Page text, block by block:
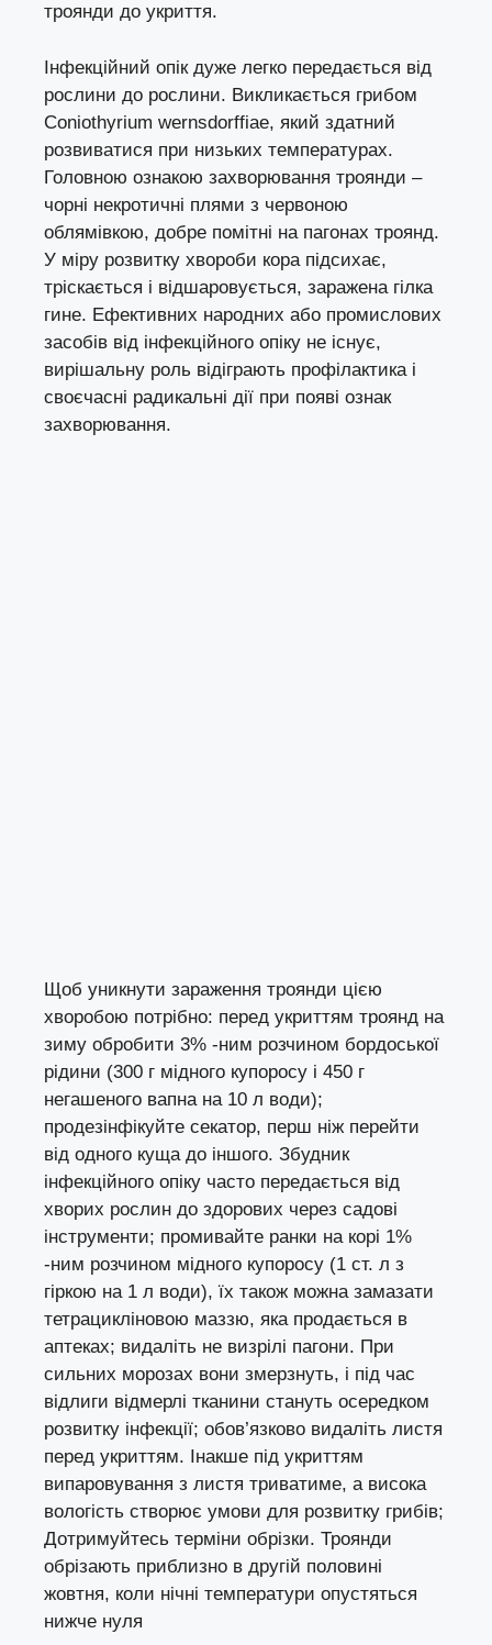
троянди до укриття.
Інфекційний опік дуже легко передається від
рослини до рослини. Викликається грибом
Coniothyrium wernsdorffiae, який здатний
розвиватися при низьких температурах.
Головною ознакою захворювання троянди –
чорні некротичні плями з червоною
облямівкою, добре помітні на пагонах троянд.
У міру розвитку хвороби кора підсихає,
тріскається і відшаровується, заражена гілка
гине. Ефективних народних або промислових
засобів від інфекційного опіку не існує,
вирішальну роль відіграють профілактика і
своєчасні радикальні дії при появі ознак
захворювання.
Щоб уникнути зараження троянди цією
хворобою потрібно: перед укриттям троянд на
зиму обробити 3% -ним розчином бордоської
рідини (300 г мідного купоросу і 450 г
негашеного вапна на 10 л води);
продезінфікуйте секатор, перш ніж перейти
від одного куща до іншого. Збудник
інфекційного опіку часто передається від
хворих рослин до здорових через садові
інструменти; промивайте ранки на корі 1%
-ним розчином мідного купоросу (1 ст. л з
гіркою на 1 л води), їх також можна замазати
тетрацикліновою маззю, яка продається в
аптеках; видаліть не визрілі пагони. При
сильних морозах вони змерзнуть, і під час
відлиги відмерлі тканини стануть осередком
розвитку інфекції; обов’язково видаліть листя
перед укриттям. Інакше під укриттям
випаровування з листя триватиме, а висока
вологість створює умови для розвитку грибів;
Дотримуйтесь терміни обрізки. Троянди
обрізають приблизно в другій половині
жовтня, коли нічні температури опустяться
нижче нуля